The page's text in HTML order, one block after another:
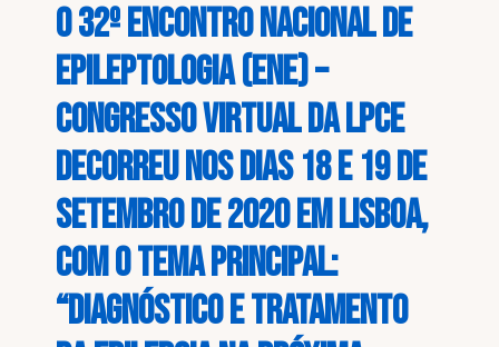
O 32º Encontro Nacional de
Epileptologia (ENE) –
Congresso Virtual da LPCE
decorreu nos dias 18 e 19 de
setembro de 2020 em Lisboa,
com o tema principal:
“Diagnóstico e Tratamento